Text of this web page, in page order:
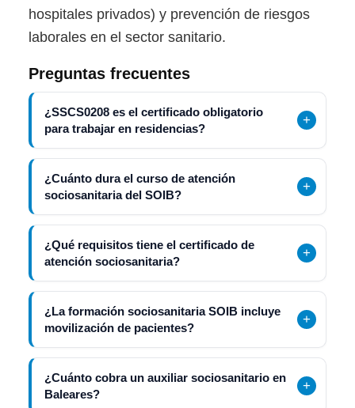
hospitales privados) y prevención de riesgos
laborales en el sector sanitario.
Preguntas frecuentes
¿SSCS0208 es el certificado obligatorio
para trabajar en residencias?
¿Cuánto dura el curso de atención
sociosanitaria del SOIB?
¿Qué requisitos tiene el certificado de
atención sociosanitaria?
¿La formación sociosanitaria SOIB incluye
movilización de pacientes?
¿Cuánto cobra un auxiliar sociosanitario en
Baleares?